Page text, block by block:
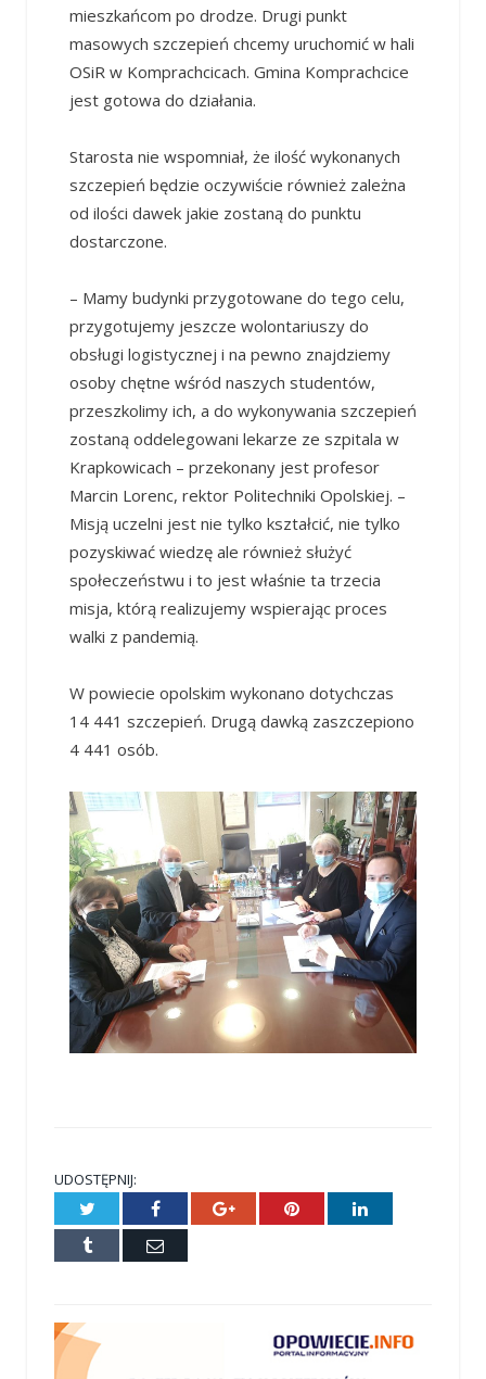
mieszkańcom po drodze. Drugi punkt
masowych szczepień chcemy uruchomić w hali
OSiR w Komprachcicach. Gmina Komprachcice
jest gotowa do działania.
Starosta nie wspomniał, że ilość wykonanych
szczepień będzie oczywiście również zależna
od ilości dawek jakie zostaną do punktu
dostarczone.
– Mamy budynki przygotowane do tego celu,
przygotujemy jeszcze wolontariuszy do
obsługi logistycznej i na pewno znajdziemy
osoby chętne wśród naszych studentów,
przeszkolimy ich, a do wykonywania szczepień
zostaną oddelegowani lekarze ze szpitala w
Krapkowicach – przekonany jest profesor
Marcin Lorenc, rektor Politechniki Opolskiej. –
Misją uczelni jest nie tylko kształcić, nie tylko
pozyskiwać wiedzę ale również służyć
społeczeństwu i to jest właśnie ta trzecia
misja, którą realizujemy wspierając proces
walki z pandemią.
W powiecie opolskim wykonano dotychczas
14 441 szczepień. Drugą dawką zaszczepiono
4 441 osób.
UDOSTĘPNIJ:
Twitter Facebook Google+ Pinterest LinkedIn
Tumblr
E-